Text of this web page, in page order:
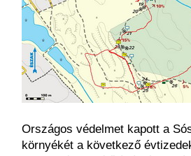
Országos védelmet kapott a
környékét a következő